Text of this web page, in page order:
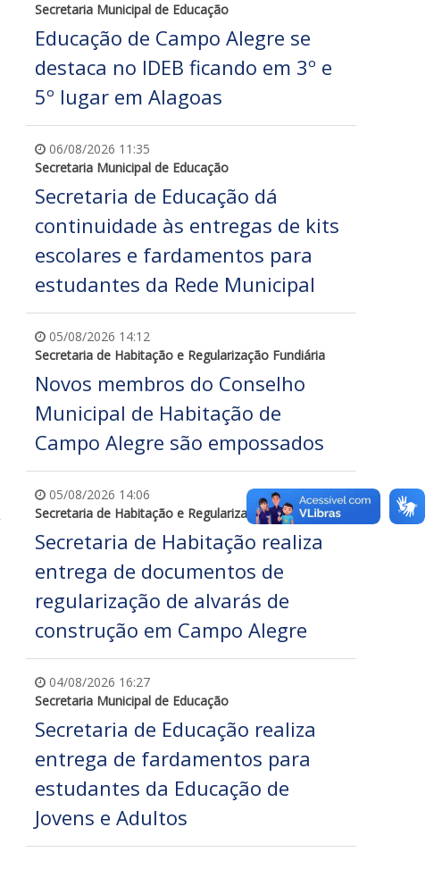
Secretaria Municipal de Educação
Educação de Campo Alegre se
destaca no IDEB ficando em 3º e
5º lugar em Alagoas
06/08/2026 11:35
Secretaria Municipal de Educação
Secretaria de Educação dá
continuidade às entregas de kits
escolares e fardamentos para
estudantes da Rede Municipal
05/08/2026 14:12
Secretaria de Habitação e Regularização Fundiária
Novos membros do Conselho
Municipal de Habitação de
Campo Alegre são empossados
05/08/2026 14:06
Secretaria de Habitação e Regularização Fundiária
Secretaria de Habitação realiza
entrega de documentos de
regularização de alvarás de
construção em Campo Alegre
04/08/2026 16:27
Secretaria Municipal de Educação
Secretaria de Educação realiza
entrega de fardamentos para
estudantes da Educação de
Jovens e Adultos